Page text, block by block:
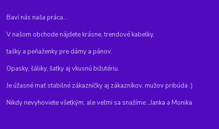
Baví nás naša práca...
V našom obchode nájdete krásne, trendové kabelky,
tašky a peňaženky pre dámy a pánov.
Opasky, šáliky, šatky aj vkusnú bižutériu.
Je úžasné mať stabilné zákazníčky aj zákazníkov, mužov pribúda :)
Nikdy nevyhoviete všetkým, ale veľmi sa snažíme...Janka a Monika